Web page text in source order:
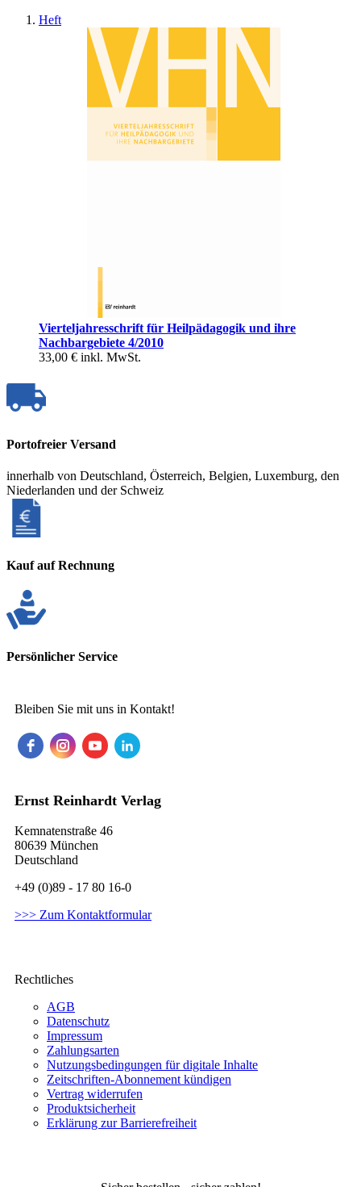
Heft
Vierteljahresschrift für Heilpädagogik und ihre
Nachbargebiete 4/2010
33,00 € inkl. MwSt.
Portofreier Versand
innerhalb von Deutschland, Österreich, Belgien, Luxemburg, den
Niederlanden und der Schweiz
Kauf auf Rechnung
Persönlicher Service
Bleiben Sie mit uns in Kontakt!
Ernst Reinhardt Verlag
Kemnatenstraße 46
80639 München
Deutschland
+49 (0)89 - 17 80 16-0
>>> Zum Kontaktformular
Rechtliches
AGB
Datenschutz
Impressum
Zahlungsarten
Nutzungsbedingungen für digitale Inhalte
Zeitschriften-Abonnement kündigen
Vertrag widerrufen
Produktsicherheit
Erklärung zur Barrierefreiheit